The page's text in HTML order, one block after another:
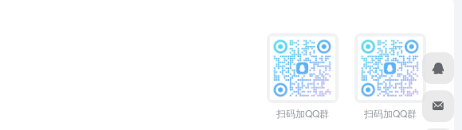
扫码加QQ群 扫码加QQ群